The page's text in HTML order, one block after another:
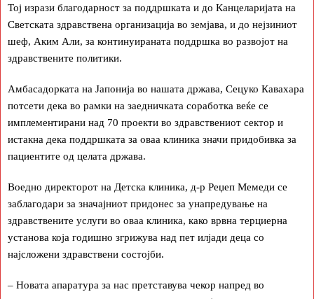
Тој изрази благодарност за поддршката и до Канцеларијата на
Светската здравствена организација во земјава, и до нејзиниот
шеф, Аким Али, за континуираната поддршка во развојот на
здравствените политики.
Амбасадорката на Јапонија во нашата држава, Сецуко Кавахара
потсети дека во рамки на заедничката соработка веќе се
имплементирани над 70 проекти во здравствениот сектор и
истакна дека поддршката за оваа клиника значи придобивка за
пациентите од целата држава.
Воедно директорот на Детска клиника, д-р Реџеп Мемеди се
заблагодари за значајниот придонес за унапредување на
здравствените услуги во оваа клиника, како врвна терциерна
установа која годишно згрижува над пет илјади деца со
најсложени здравствени состојби.
– Новата апаратура за нас претставува чекор напред во